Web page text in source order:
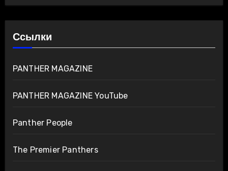
Ссылки
PANTHER MAGAZINE
PANTHER MAGAZINE YouTube
Panther People
The Premier Panthers